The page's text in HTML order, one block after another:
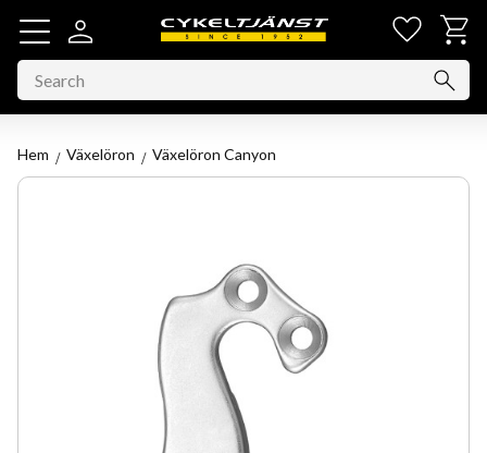
Menu
Basket
Hem Växelöron Växelöron Canyon